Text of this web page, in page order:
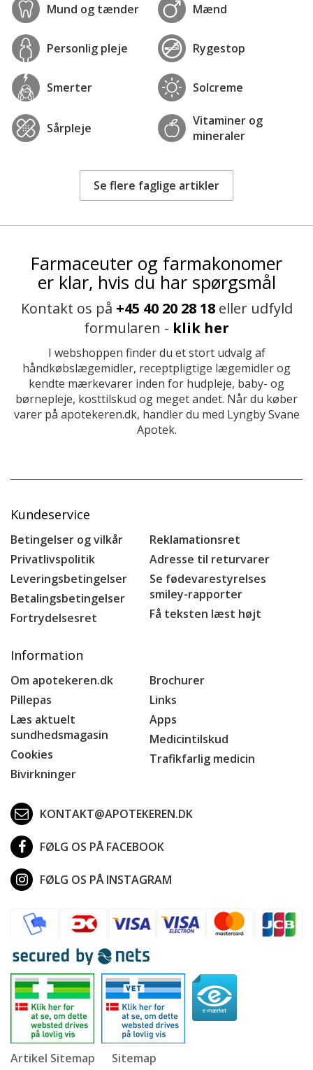
Mund og tænder Mænd
Personlig pleje Rygestop
Smerter Solcreme
Sårpleje
Vitaminer og
mineraler
Se flere faglige artikler
Farmaceuter og farmakonomer
er klar, hvis du har spørgsmål
Kontakt os på +45 40 20 28 18eller udfyld
formularen - klik her
I webshoppen finder du et stort udvalg af
håndkøbslægemidler, receptpligtige lægemidler og
kendte mærkevarer inden for hudpleje, baby- og
børnepleje, kosttilskud og meget andet. Når du køber
varer på apotekeren.dk, handler du med Lyngby Svane
Apotek.
Kundeservice
Betingelser og vilkår
Privatlivspolitik
Leveringsbetingelser
Betalingsbetingelser
Fortrydelsesret
Reklamationsret
Adresse til returvarer
Se fødevarestyrelses
smiley-rapporter
Få teksten læst højt
Information
Om apotekeren.dk
Pillepas
Læs aktuelt
sundhedsmagasin
Cookies
Bivirkninger
Brochurer
Links
Apps
Medicintilskud
Trafikfarlig medicin
KONTAKT@APOTEKEREN.DK
FØLG OS PÅ FACEBOOK
FØLG OS PÅ INSTAGRAM
Artikel Sitemap Sitemap